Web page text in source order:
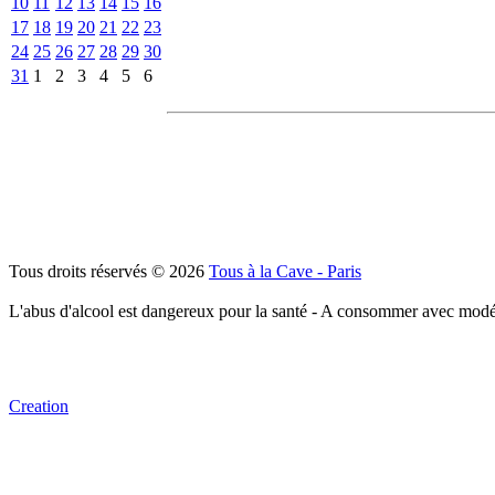
17 18 19 20 21 22 23
24 25 26 27 28 29 30
31 1 2 3 4 5 6
Tous droits réservés © 2026 Tous à la Cave - Paris
L'abus d'alcool est dangereux pour la santé - A consommer avec
Creation